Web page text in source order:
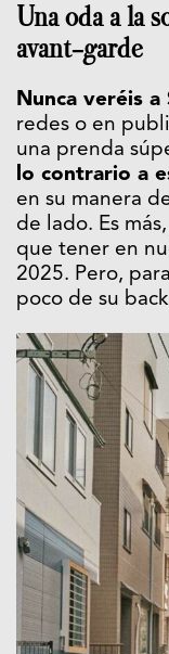
Una oda a la
avant-garde
Nunca veréis
redes o en
una prenda
lo contrario a
en su manera
de lado. Es
que tener en
2025. Pero,
poco de su